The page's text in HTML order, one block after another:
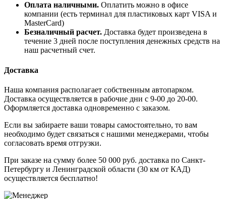
Оплата наличными. Оплатить можно в офисе
компании (есть терминал для пластиковых карт VISA и
MasterCard)
Безналичный расчет. Доставка будет произведена в
течение 3 дней после поступления денежных средств на
наш расчетный счет.
Доставка
Наша компания располагает собственным автопарком.
Доставка осуществляется в рабочие дни с 9-00 до 20-00.
Оформляется доставка одновременно с заказом.
Если вы забираете ваши товары самостоятельно, то вам
необходимо будет связаться с нашими менеджерами, чтобы
согласовать время отгрузки.
При заказе на сумму более 50 000 руб. доставка по Санкт-
Петербургу и Ленинградской области (30 км от КАД)
осуществляется бесплатно!